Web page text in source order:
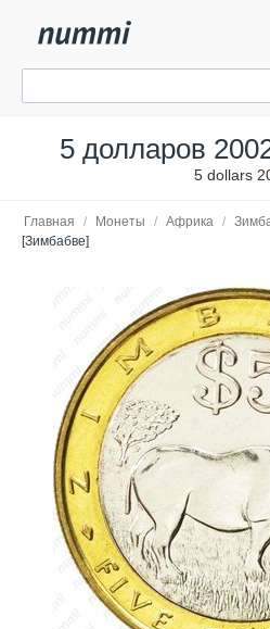
5 долларов
5 dollars
Главная / Монеты / Африка /
[Зимбабве]